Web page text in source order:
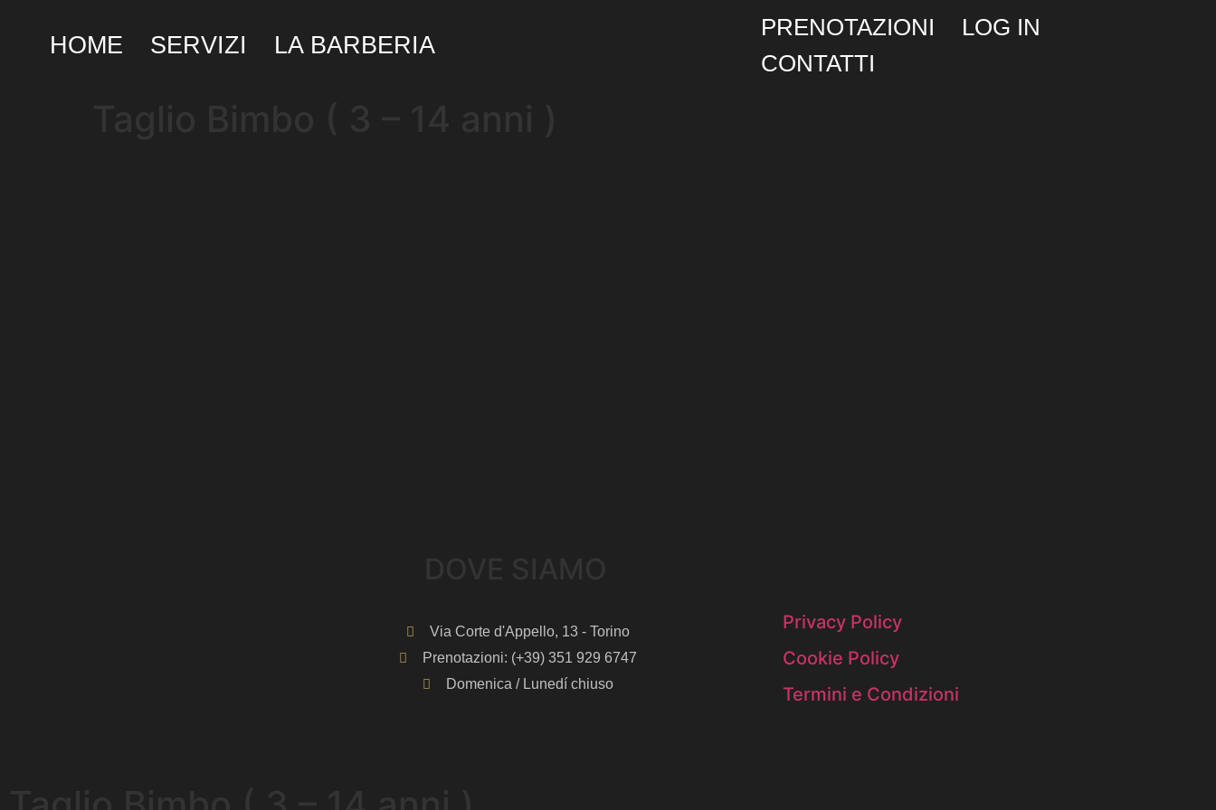
HOME SERVIZI LA BARBERIA
PRENOTAZIONI
LOG IN
CONTATTI
Via Corte d'Appello, 13 - Torino
Prenotazioni: (+39) 351 929 6747
Domenica / Lunedí chiuso
Privacy Policy
Cookie Policy
Termini e Condizioni